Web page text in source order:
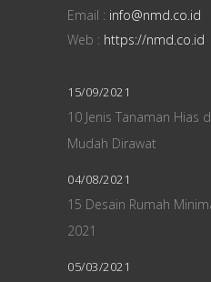
Email : info@nmd.co.id
Web : https://nmd.co.id
15/09/2021
10 Jenis Tanaman Hias
Mudah Dirawat
04/08/2021
15 Desain Rumah
2021
05/03/2021